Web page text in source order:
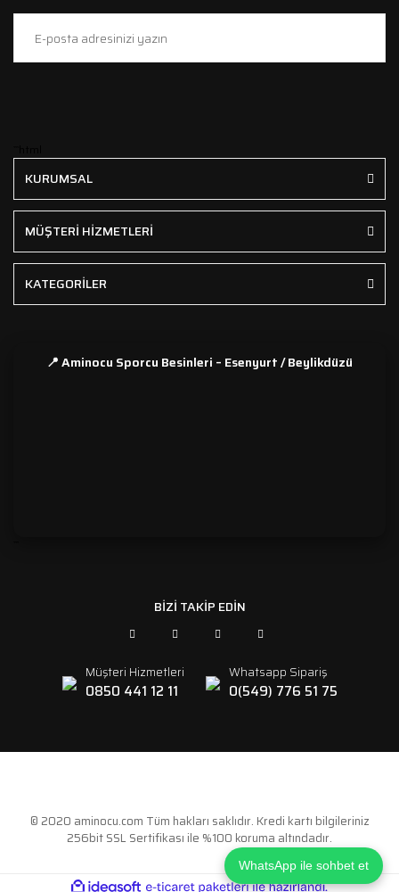
WhatsApp ile sohbet et
KURUMSAL
MÜŞTERİ HİZMETLERİ
KATEGORİLER
📍 Aminocu Sporcu Besinleri – Esenyurt / Beylikdüzü
BİZİ TAKİP EDİN
Müşteri Hizmetleri
0850 441 12 11
Whatsapp Sipariş
0(549) 776 51 75
© 2020 aminocu.com Tüm hakları saklıdır. Kredi kartı bilgileriniz
256bit SSL Sertifikası ile %100 koruma altındadır.
ideasoft e- ile